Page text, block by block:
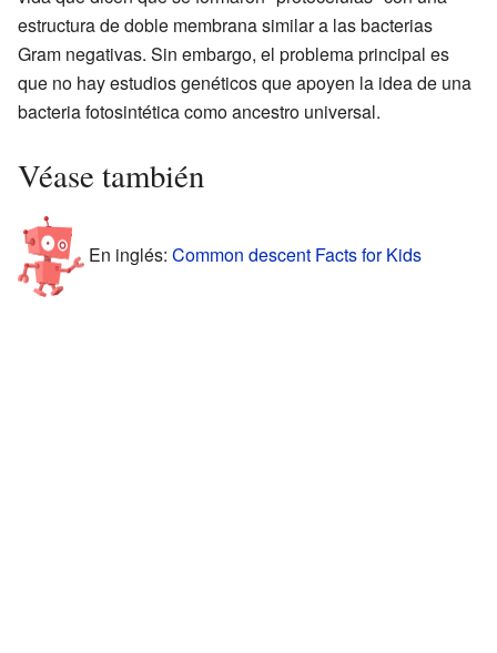
estructura de doble membrana similar a las bacterias
Gram negativas. Sin embargo, el problema principal es
que no hay estudios genéticos que apoyen la idea de una
bacteria fotosintética como ancestro universal.
Véase también
En inglés: Common descent Facts for Kids